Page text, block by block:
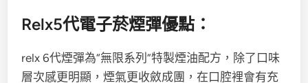
Relx5代電子菸煙彈優點：
relx 6代煙彈為“無限系列”特製煙油配方，除了口味
層次感更明顯，煙氣更收斂成團，在口腔裡會有充